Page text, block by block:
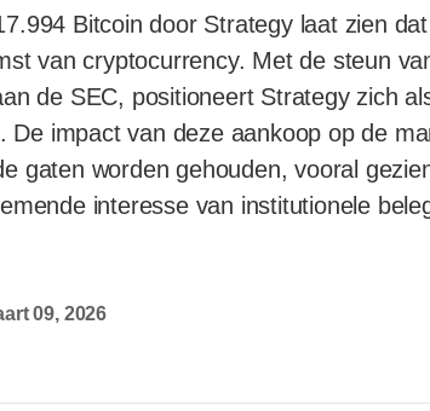
Bitcoin door Strategy laat zien
van cryptocurrency. Met de steun
de SEC, positioneert Strategy zich
De impact van deze aankoop op de
gaten worden gehouden, vooral
interesse van institutionele
09, 2026